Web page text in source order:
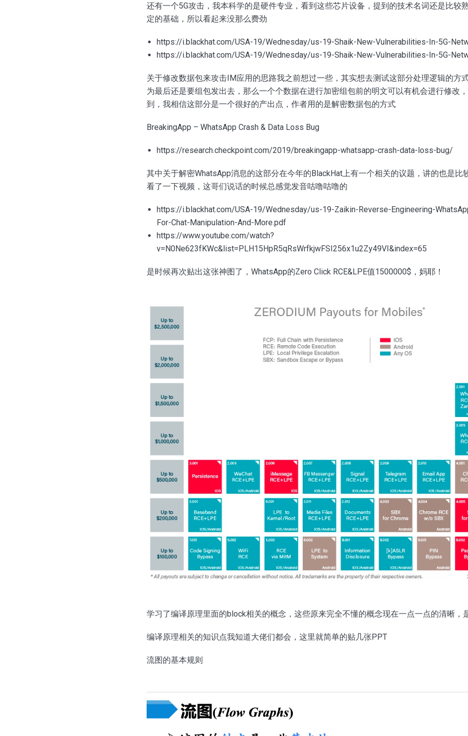
还有一个5G攻击，我本科学的是硬件专业，看到这些芯片设备，提到的技术名词还是比较
定的基础，所以看起来没那么费劲
https://i.blackhat.com/USA-19/Wednesday/us-19-Shaik-New-Vulnerabilities-In-5G-
https://i.blackhat.com/USA-19/Wednesday/us-19-Shaik-New-Vulnerabilities-In-5G-
关于修改数据包来攻击IM应用的思路我之前想过一些，其实想去测试这部分处理逻辑的方
为最后还是要组包发出去，那么一个个数据在进行加密组包前的明文可以有机会进行修改
到，我相信这部分是一个很好的产出点，作者用的是解密数据包的方式
BreakingApp – WhatsApp Crash & Data Loss Bug
https://research.checkpoint.com/2019/breakingapp-whatsapp-crash-data-loss-bug/
其中关于解密WhatsApp消息的这部分在今年的BlackHat上有一个相关的议题，讲的也是比
看了一下视频，这哥们说话的时候总感觉发音咕噜咕噜的
https://i.blackhat.com/USA-19/Wednesday/us-19-Zaikin-Reverse-Engineering-
For-Chat-Manipulation-And-More.pdf
https://www.youtube.com/watch?
v=N0Ne623fKWc&list=PLH15HpR5qRsWrfkjwFSI256x1u2Zy49VI&index=65
是时候再次贴出这张神图了，WhatsApp的Zero Click RCE&LPE值1500000$，妈耶！
学习了编译原理里面的block相关的概念，这些原来完全不懂的概念现在一点一点的清晰，
编译原理相关的知识点我知道大佬们都会，这里就简单的贴几张PPT
流图的基本规则